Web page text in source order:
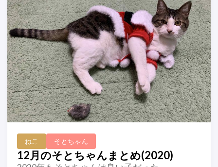
ねこ そとちゃん
12月のそとちゃんまとめ(2020)